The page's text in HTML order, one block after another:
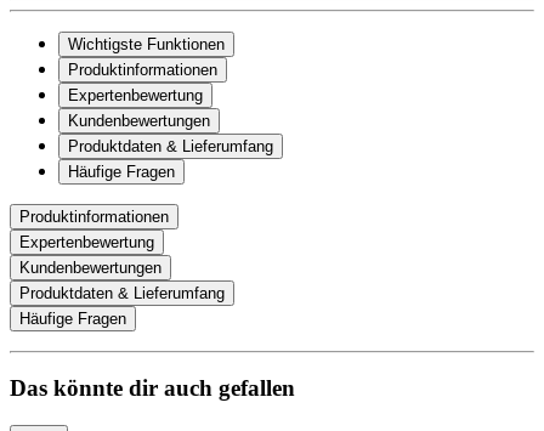
Wichtigste Funktionen
Produktinformationen
Expertenbewertung
Kundenbewertungen
Produktdaten & Lieferumfang
Häufige Fragen
Produktinformationen
Expertenbewertung
Kundenbewertungen
Produktdaten & Lieferumfang
Häufige Fragen
Das könnte dir auch gefallen